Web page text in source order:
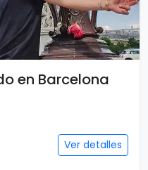
en Barcelona
Ver detalles